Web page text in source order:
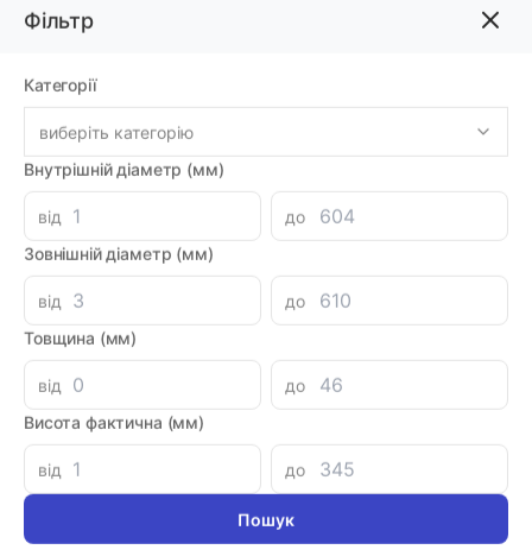
Фільтр
Категорії
виберіть категорію
Внутрішній діаметр (мм)
від
до
Зовнішній діаметр (мм)
від
до
Товщина (мм)
від
до
Висота фактична (мм)
від до
Фільтр
Сортувати:
Вн. діаметр
Ремкомплект гідроциліндра 50x90 JCB 3CX,